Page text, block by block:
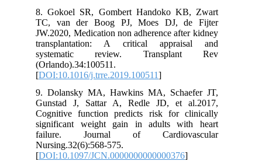
8. Gokoel SR, Gombert Handoko KB, Zwart
TC, van der Boog PJ, Moes DJ, de Fijter
JW.2020, Medication non adherence after kidney
transplantation: A critical appraisal and
systematic review. Transplant Rev
(Orlando).34:100511.
[DOI:10.1016/j.trre.2019.100511
9. Dolansky MA, Hawkins MA, Schaefer JT,
Gunstad J, Sattar A, Redle JD, et al.2017,
Cognitive function predicts risk for clinically
significant weight gain in adults with heart
failure. Journal of Cardiovascular
Nursing.32(6):568-575.
[DOI:10.1097/JCN.0000000000000376